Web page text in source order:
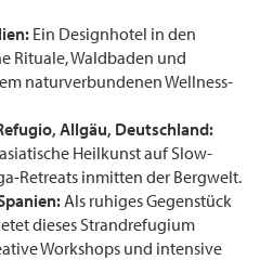
Ein Designhotel in den
Rituale, Waldbaden und
naturverbundenen Wellness-
Allgäu, Deutschland:
Heilkunst auf Slow-
Retreats inmitten der Bergwelt.
Als ruhiges Gegenstück
dieses Strandrefugium
Workshops und intensive